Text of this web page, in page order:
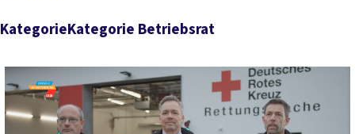
KategorieKategorie Betriebsrat